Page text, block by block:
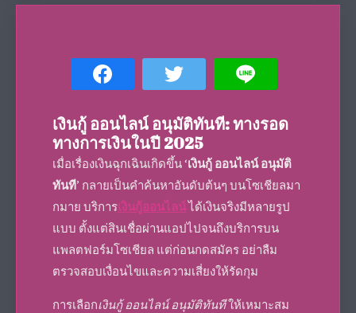
เงินกู้ ออนไลน์ อนุมัติทันที: ทางรอด
ทางการเงินในปี 2025
เมื่อเรื่องเงินฉุกเฉินเกิดขึ้น ‘เงินกู้ ออนไลน์ อนุมัติ
ทันที’ กลายเป็นคำค้นหาอันดับต้นๆ บนโซเชียลมา
กมาย บริการเงินกู้ออนไลน์ได้เงินจริงมีหลายรูป
แบบ ตั้งแต่สินเชื่อผ่านแอปไปจนถึงบริการบน
แพลตฟอร์มโซเชียล แต่ก่อนกดสมัคร อย่าลืม
ตรวจสอบเงื่อนไขและความเสี่ยงให้รัดกุม
การเลือกเงินกู้ ออนไลน์ อนุมัติทันทีให้เหมาะสม